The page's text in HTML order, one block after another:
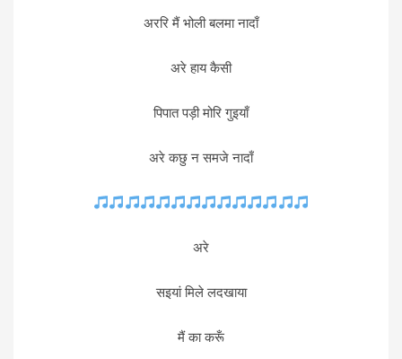
अररि मैं भोली बलमा नादाँ
अरे हाय कैसी
पिपात पड़ी मोरि गुइयाँ
अरे कछु न समजे नादाँ
अरे
सइयां मिले लदखाया
मैं का करूँ